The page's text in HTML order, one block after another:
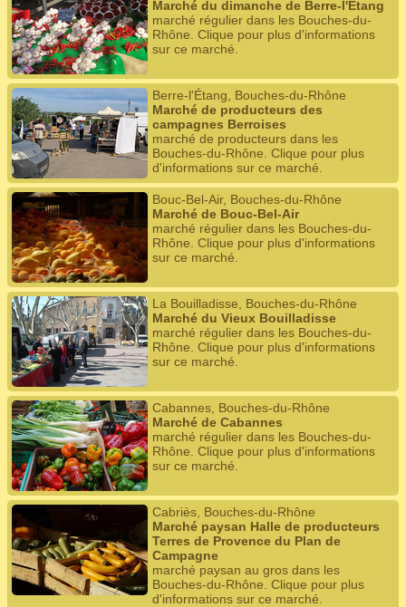
Marché du dimanche de Berre-l'Étang
marché régulier dans les Bouches-du-
Rhône. Clique pour plus d'informations
sur ce marché.
Berre-l'Étang, Bouches-du-Rhône
Marché de producteurs des
campagnes Berroises
marché de producteurs dans les
Bouches-du-Rhône. Clique pour plus
d'informations sur ce marché.
Bouc-Bel-Air, Bouches-du-Rhône
Marché de Bouc-Bel-Air
marché régulier dans les Bouches-du-
Rhône. Clique pour plus d'informations
sur ce marché.
La Bouilladisse, Bouches-du-Rhône
Marché du Vieux Bouilladisse
marché régulier dans les Bouches-du-
Rhône. Clique pour plus d'informations
sur ce marché.
Cabannes, Bouches-du-Rhône
Marché de Cabannes
marché régulier dans les Bouches-du-
Rhône. Clique pour plus d'informations
sur ce marché.
Cabriès, Bouches-du-Rhône
Marché paysan Halle de producteurs
Terres de Provence du Plan de
Campagne
marché paysan au gros dans les
Bouches-du-Rhône. Clique pour plus
d'informations sur ce marché.